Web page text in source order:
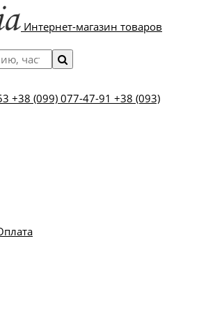
Интернет-магазин товаров
+38 (099) 077-47-91 +38 (093)